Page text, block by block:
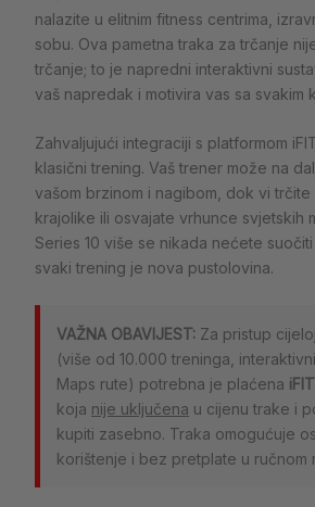
nalazite u elitnim fitness centrima,
sobu. Ova pametna traka za trčanje
trčanje; to je napredni interaktivni
vaš napredak i motivira vas sa svakim
Zahvaljujući integraciji s platformom
klasični trening. Vaš trener može na
vašom brzinom i nagibom, dok vi
krajolike ili osvajate vrhunce svjetskih
Series 10 više se nikada nećete
svaki trening je nova pustolovina.
VAŽNA OBAVIJEST: Za pristup
(više od 10.000 treninga,
Maps rute) potrebna je plaćena
koja nije uključena u cijenu trake i
kupiti zasebno. Traka omogućuje
korištenje i bez pretplate u ručnom